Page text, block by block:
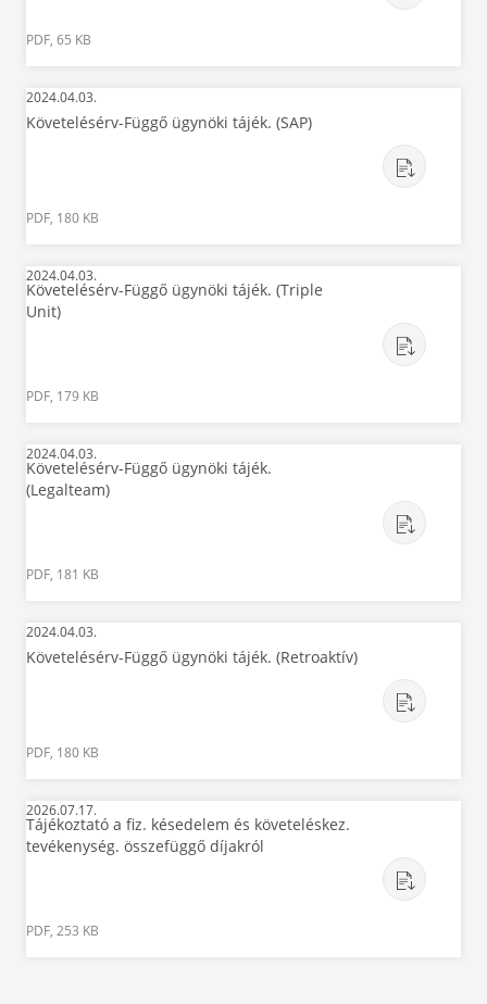
PDF, 65 KB
2024.04.03.
Követelésérv-Függő ügynöki tájék. (SAP)
PDF, 180 KB
2024.04.03.
Követelésérv-Függő ügynöki tájék. (Triple
Unit)
PDF, 179 KB
2024.04.03.
Követelésérv-Függő ügynöki tájék.
(Legalteam)
PDF, 181 KB
2024.04.03.
Követelésérv-Függő ügynöki tájék. (Retroaktív)
PDF, 180 KB
2026.07.17.
Tájékoztató a fiz. késedelem és követeléskez.
tevékenység. összefüggő díjakról
PDF, 253 KB